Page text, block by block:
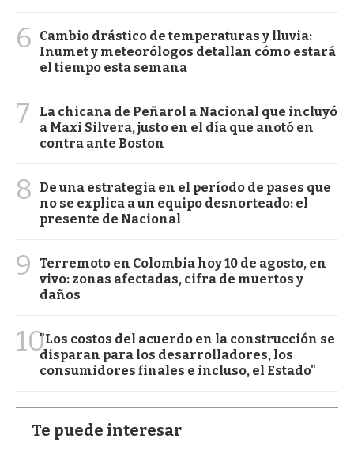
6
Cambio drástico de temperaturas y lluvia:
Inumet y meteorólogos detallan cómo estará
el tiempo esta semana
7
La chicana de Peñarol a Nacional que incluyó
a Maxi Silvera, justo en el día que anotó en
contra ante Boston
8
De una estrategia en el período de pases que
no se explica a un equipo desnorteado: el
presente de Nacional
9
Terremoto en Colombia hoy 10 de agosto, en
vivo: zonas afectadas, cifra de muertos y
daños
10"Los costos del acuerdo en la construcción se
disparan para los desarrolladores, los
consumidores finales e incluso, el Estado"
Te puede interesar